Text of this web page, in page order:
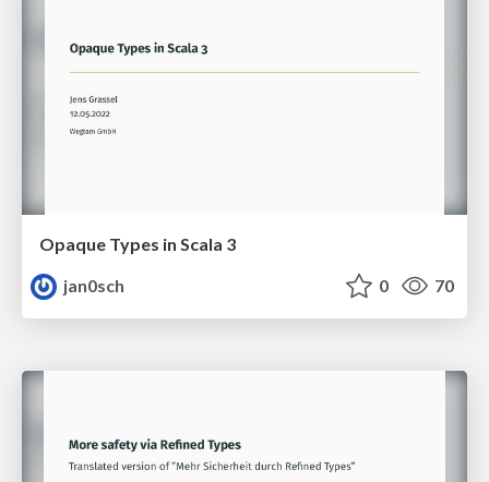
Opaque Types in Scala 3
jan0sch
0 70